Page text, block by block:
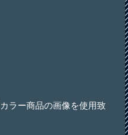
ラー商品の画像を使用致